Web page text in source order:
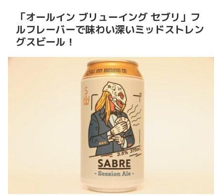
「オールイン ブリューイング セブリ」フ
ルフレーバーで味わい深いミッドストレン
グスビール！